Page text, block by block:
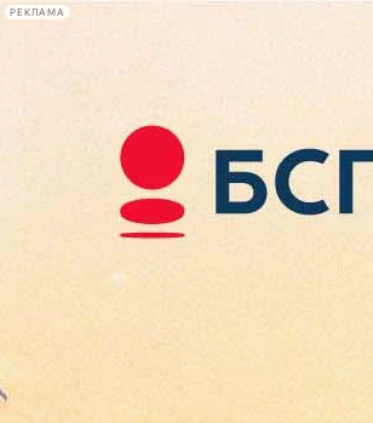
РЕКЛАМА
Сегодня:
2026.08.09
14:20
Афиша Plus